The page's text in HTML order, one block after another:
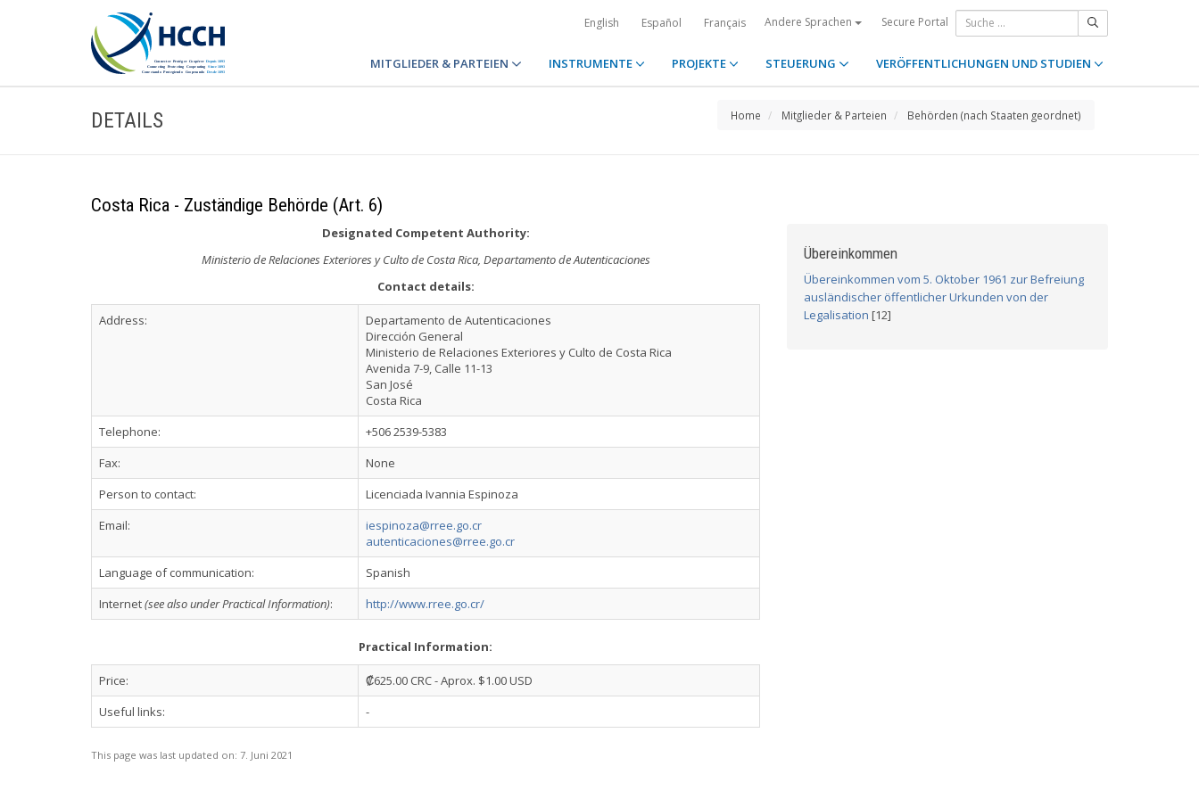
English Español Français Andere Sprachen Secure Portal
MITGLIEDER & PARTEIEN INSTRUMENTE PROJEKTE STEUERUNG VERÖFFENTLICHUNGEN UND STUDIEN
DETAILS Home Mitglieder & Parteien Behörden (nach Staaten geordnet)
Costa Rica - Zuständige Behörde (Art. 6)
Designated Competent Authority:
Ministerio de Relaciones Exteriores y Culto de Costa Rica, Departamento de Autenticaciones
Contact details:
Address:
Departamento de Autenticaciones
Dirección General
Ministerio de Relaciones Exteriores y Culto de Costa Rica
Avenida 7-9, Calle 11-13
San José
Costa Rica
Telephone:
+506 2539-5383
Fax:
None
Person to contact:
Licenciada Ivannia Espinoza
Email:
iespinoza@rree.go.cr
autenticaciones@rree.go.cr
Language of communication:
Spanish
Internet(see also under Practical Information): http://www.rree.go.cr/
Practical Information:
Price:
₡625.00 CRC - Aprox. $1.00 USD
Useful links:
-
This page was last updated on: 7. Juni 2021
Übereinkommen
Übereinkommen vom 5. Oktober 1961 zur Befreiung
ausländischer öffentlicher Urkunden von der
Legalisation [12]